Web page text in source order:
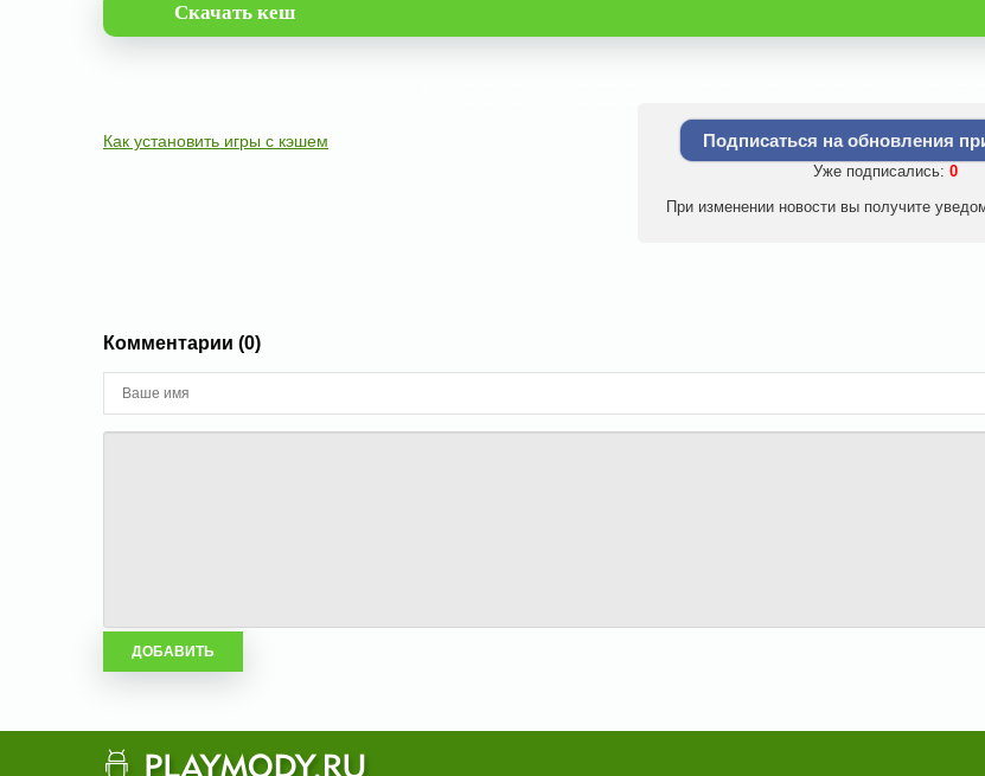
Скачать кеш
Как установить игры с кэшем Подписаться на обновления
Уже подписались: 0
При изменении новости вы получите
Комментарии (0)